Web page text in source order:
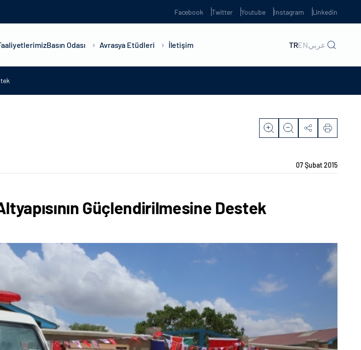
Facebook Twitter Youtube Instagram Linkedin
Basın Odası Avrasya Etüdleri İletişim TRENعربي
07 Şubat 2015
Güçlendirilmesine Destek